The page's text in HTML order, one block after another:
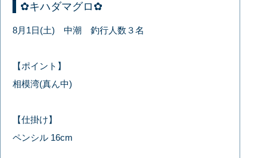
✿キハダマグロ✿
8月1日(土) 中潮 釣行人数３名
【ポイント】
相模湾(真ん中)
【仕掛け】
ペンシル 16cm